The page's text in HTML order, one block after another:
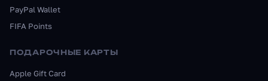
PayPal Wallet
FIFA Points
ПОДАРОЧНЫЕ КАРТЫ
Apple Gift Card